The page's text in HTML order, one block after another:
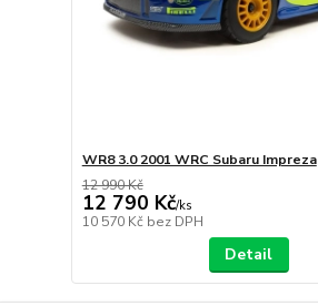
WR8 3.0 2001 WRC Subaru Impreza
12 990 Kč
12 790 Kč/ks
10 570 Kč bez DPH
Detail